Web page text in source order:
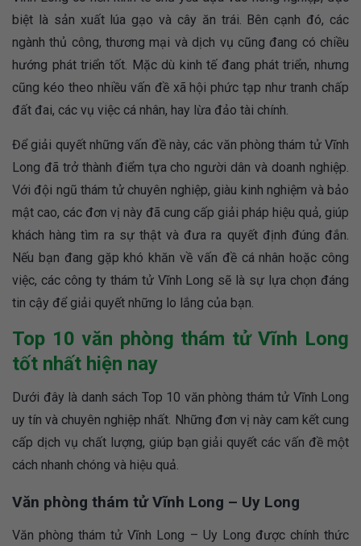
biệt là sản xuất lúa gạo và cây ăn trái. Bên cạnh đó, các
ngành thủ công, thương mại và dịch vụ cũng đang có chiều
hướng phát triển tốt. Mặc dù kinh tế đang phát triển, nhưng
cũng kéo theo nhiều vấn đề xã hội phức tạp như tranh chấp
đất đai, các vụ việc cá nhân, hay lừa đảo tài chính.
Để giải quyết những vấn đề này, các văn phòng thám tử Vĩnh
Long đã trở thành điểm tựa cho người dân và doanh nghiệp.
Với đội ngũ thám tử chuyên nghiệp, giàu kinh nghiệm và bảo
mật cao, các đơn vị này đã cung cấp giải pháp hiệu quả, giúp
khách hàng tìm ra sự thật và đưa ra quyết định đúng đắn.
Nếu bạn đang gặp khó khăn về vấn đề cá nhân hoặc công
việc, các công ty thám tử Vĩnh Long sẽ là sự lựa chọn đáng
tin cậy để giải quyết những lo lắng của bạn.
Top 10 văn phòng thám tử Vĩnh Long
tốt nhất hiện nay
Dưới đây là danh sách Top 10 văn phòng thám tử Vĩnh Long
uy tín và chuyên nghiệp nhất. Những đơn vị này cam kết cung
cấp dịch vụ chất lượng, giúp bạn giải quyết các vấn đề một
cách nhanh chóng và hiệu quả.
Văn phòng thám tử Vĩnh Long – Uy Long
Văn phòng thám tử Vĩnh Long – Uy Long được chính thức